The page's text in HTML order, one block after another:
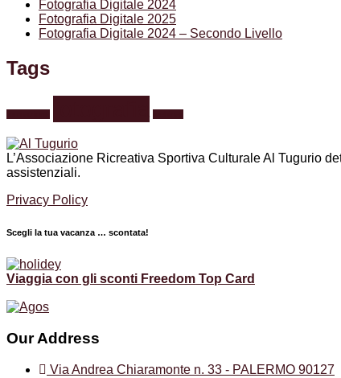
Fotografia Digitale 2024
Fotografia Digitale 2025
Fotografia Digitale 2024 – Secondo Livello
Tags
L’Associazione Ricreativa Sportiva Culturale Al Tugurio
assistenziali.
Privacy Policy
Scegli la tua vacanza … scontata!
Viaggia con gli sconti Freedom Top Card
Our Address
Via Andrea Chiaramonte n. 33 - PALERMO 90127